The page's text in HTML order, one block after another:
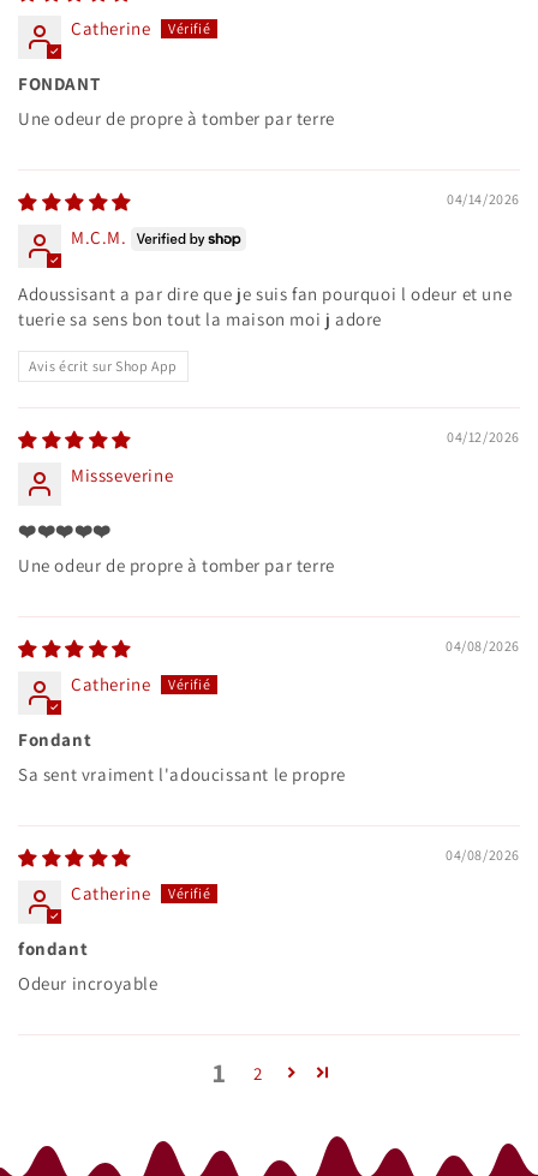
Catherine
FONDANT
Une odeur de propre à tomber par terre
04/14/2026
M.C.M.
Adoussisant a par dire que je suis fan pourquoi l odeur et une
tuerie sa sens bon tout la maison moi j adore
Avis écrit sur Shop App
04/12/2026
Missseverine
❤️❤️❤️❤️❤️
Une odeur de propre à tomber par terre
04/08/2026
Catherine
Fondant
Sa sent vraiment l'adoucissant le propre
04/08/2026
Catherine
fondant
Odeur incroyable
1 2